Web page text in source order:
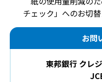
チェック」へのお切
お問
東邦銀行 クレ